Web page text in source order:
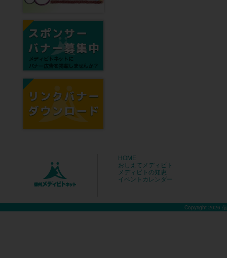
HOME
おしえてメディビト
メディビトの知恵
イベントカレンダー
Copyright 2026